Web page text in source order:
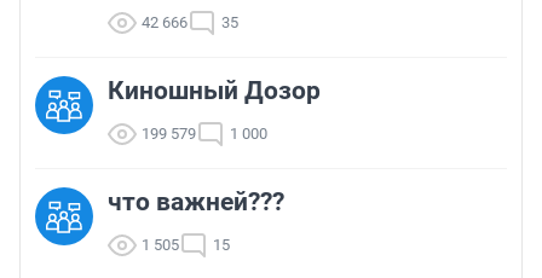
42 666 35
Киношный Дозор
199 579 1 000
что важней???
1 505 15